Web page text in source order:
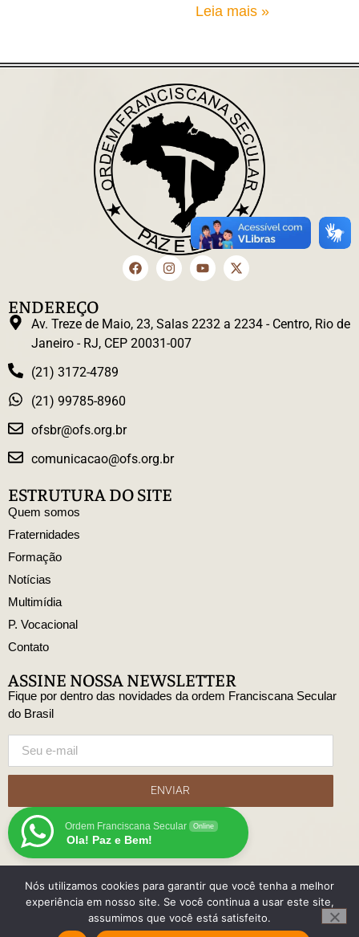
Leia mais »
ENDEREÇO
Av. Treze de Maio, 23, Salas 2232 a 2234 - Centro, Rio de
Janeiro - RJ, CEP 20031-007
(21) 3172-4789
(21) 99785-8960
ofsbr@ofs.org.br
comunicacao@ofs.org.br
ESTRUTURA DO SITE
Quem somos
Fraternidades
Formação
Notícias
Multimídia
P. Vocacional
Contato
ASSINE NOSSA NEWSLETTER
Fique por dentro das novidades da ordem Franciscana Secular
do Brasil
ENVIAR
Ordem Franciscana Secular Online
Ola! Paz e Bem!
© Copyright Ordem Franciscana Secular do Brasil
Nós utilizamos cookies para garantir que você tenha a melhor
experiência em nosso site. Se você continua a usar este site,
assumimos que você está satisfeito.